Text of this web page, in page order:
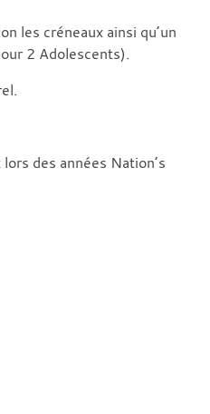
les créneaux ainsi qu’un
2 Adolescents).
des années Nation’s